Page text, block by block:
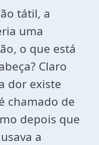
tátil, a
uma
o que está
Claro
dor existe
chamado de
depois que
a